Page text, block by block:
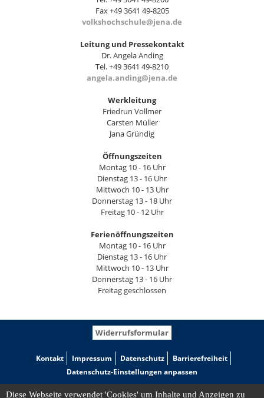
Fax +49 3641 49-8205
volkshochschule@jena.de
Leitung und Pressekontakt
Dr. Angela Anding
Tel. +49 3641 49-8210
angela.anding@jena.de
Werkleitung
Friedrun Vollmer
Carsten Müller
Jana Gründig
Öffnungszeiten
Montag 10 - 16 Uhr
Dienstag 13 - 16 Uhr
Mittwoch 10 - 13 Uhr
Donnerstag 13 - 18 Uhr
Freitag 10 - 12 Uhr
Ferienöffnungszeiten
Montag 10 - 16 Uhr
Dienstag 13 - 16 Uhr
Mittwoch 10 - 13 Uhr
Donnerstag 13 - 16 Uhr
Freitag geschlossen
Widerrufsformular
Kontakt Impressum Datenschutz
Barrierefreiheit
Datenschutz-Einstellungen anpassen
Diese Webseite verwendet 'Cookies' um Inhalte und Anzeigen zu